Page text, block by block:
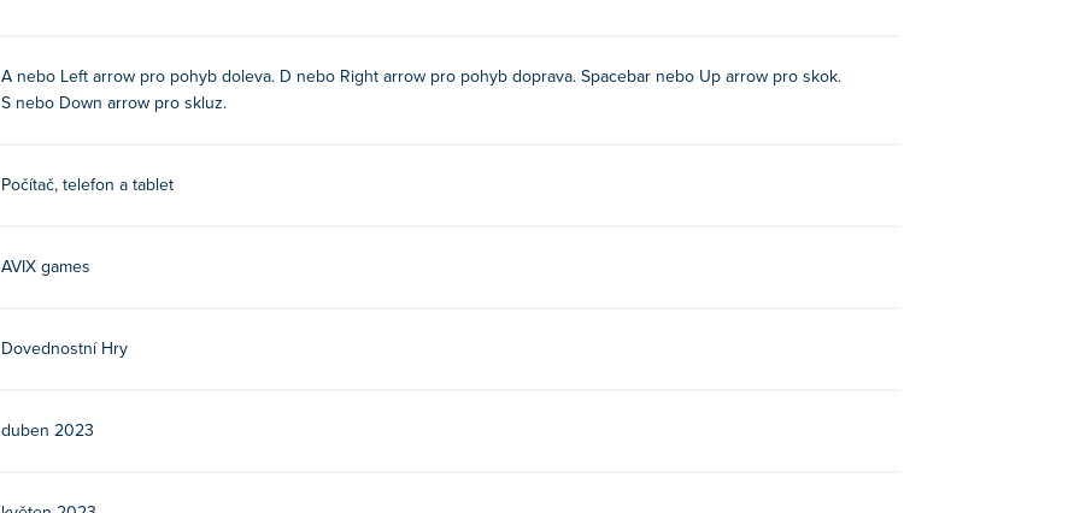
A nebo Left arrow pro pohyb doleva. D nebo Right arrow pro pohyb doprava. Spacebar nebo Up arrow pro skok.
S nebo Down arrow pro skluz.
Počítač, telefon a tablet
AVIX games
Dovednostní Hry
duben 2023